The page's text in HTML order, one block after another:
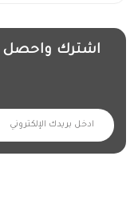
اشترك واحصل